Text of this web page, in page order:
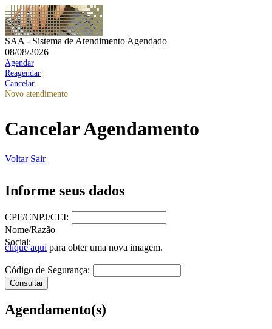
SAA - Sistema de Atendimento Agendado
08/08/2026
Agendar
Reagendar
Cancelar
Novo atendimento
Cancelar Agendamento
Voltar Sair
Informe seus dados
CPF/CNPJ/CEI:
Nome/Razão
Social:
clique aqui para obter uma nova imagem.
Código de Segurança:
Agendamento(s)